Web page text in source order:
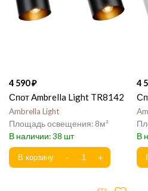
4 590
Спот Ambrella Light TR8142
Ambrella Light
8
38
4